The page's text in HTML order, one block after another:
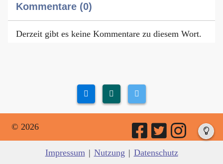
Kommentare (0)
Derzeit gibt es keine Kommentare zu diesem Wort.
© 2026
Impressum | Nutzung | Datenschutz